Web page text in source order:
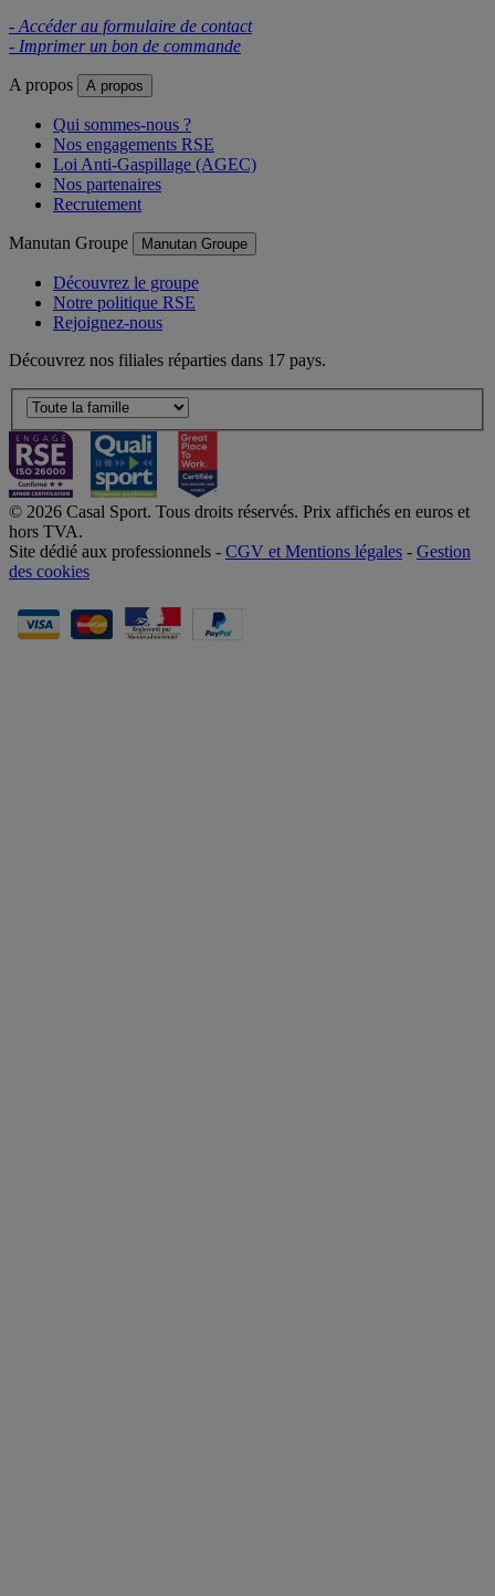
- Accéder au formulaire de contact
- Imprimer un bon de commande
A propos A propos
Qui sommes-nous ?
Nos engagements RSE
Loi Anti-Gaspillage (AGEC)
Nos partenaires
Recrutement
Manutan Groupe Manutan Groupe
Découvrez le groupe
Notre politique RSE
Rejoignez-nous
Découvrez nos filiales réparties dans 17 pays.
© 2026 Casal Sport. Tous droits réservés. Prix affichés en euros et
hors TVA.
Site dédié aux professionnels - CGV et Mentions légales - Gestion
des cookies